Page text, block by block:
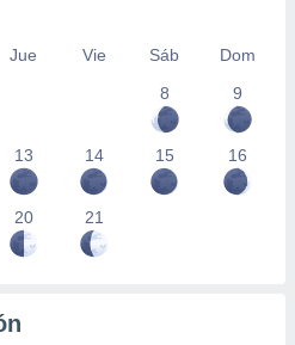
Jue Vie Sáb
Dom
8
9
13 14 15 16
20 21